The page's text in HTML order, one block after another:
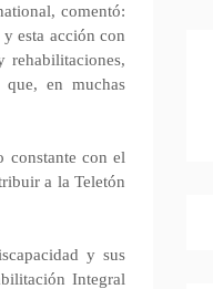
comentó:
esta acción con
rehabilitaciones,
en muchas
constante con el
a la Teletón
y sus
Integral